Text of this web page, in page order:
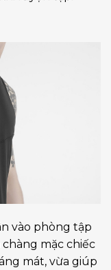
vào phòng tập
mặc chiếc
mát, vừa giúp